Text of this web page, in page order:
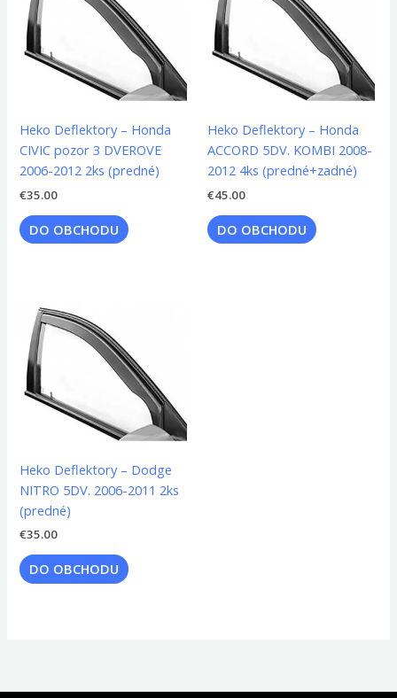
Heko Deflektory – Honda
CIVIC pozor 3 DVEROVE
2006-2012 2ks (predné)
€35.00
DO OBCHODU
Heko Deflektory – Honda
ACCORD 5DV. KOMBI 2008-
2012 4ks (predné+zadné)
€45.00
DO OBCHODU
Heko Deflektory – Dodge
NITRO 5DV. 2006-2011 2ks
(predné)
€35.00
DO OBCHODU